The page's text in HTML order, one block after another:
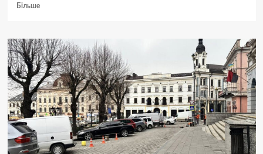
БільшеДокладніше
Буковини
під
час
Другої
світової
війни:
ретро
фото